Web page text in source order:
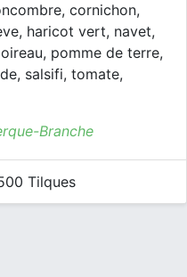
cornichon,
haricot vert, navet,
pomme de terre,
salsifi, tomate,
Branche
Tilques